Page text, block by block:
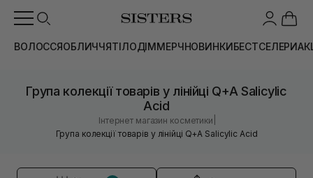
ВОЛОССЯОБЛИЧЧЯТІЛОДІММЕРЧНОВИНКИБЕСТСЕЛЕРИ
Група колекції товарів у лінійці Q+A Salicylic
Acid
Інтернет магазин косметики
Група колекції товарів у лінійці Q+A Salicylic Acid